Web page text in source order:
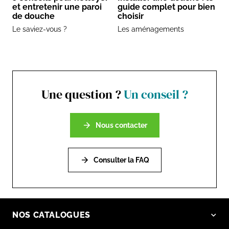
et entretenir une paroi
de douche
Le saviez-vous ?
guide complet pour bien
choisir
Les aménagements
Une question ?Un conseil ?
Nous contacter
Consulter la FAQ
NOS CATALOGUES